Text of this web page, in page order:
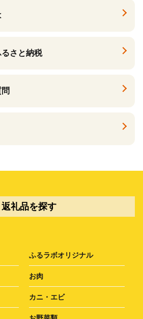
さと納税
返礼品を探す
ふるラボオリジナル
お肉
カニ・エビ